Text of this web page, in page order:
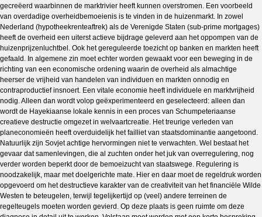
gecreëerd waarbinnen de marktrivier heeft kunnen overstromen. Een voorbeeld
van overdadige overheidbemoeienis is te vinden in de huizenmarkt. In zowel
Nederland (hypotheekrenteaftrek) als de Verenigde Staten (sub-prime mortgages)
heeft de overheid een uiterst actieve bijdrage geleverd aan het oppompen van de
huizenprijzenluchtbel. Ook het gereguleerde toezicht op banken en markten heeft
gefaald. In algemene zin moet echter worden gewaakt voor een beweging in de
richting van een economische ordening waarin de overheid als almachtige
heerser de vrijheid van handelen van individuen en markten onnodig en
contraproductief insnoert. Een vitale economie heeft individuele en marktvrijheid
nodig. Alleen dan wordt volop geëxperimenteerd en geselecteerd: alleen dan
wordt de Hayekiaanse lokale kennis in een proces van Schumpeteriaanse
creatieve destructie omgezet in welvaartcreatie. Het treurige verleden van
planeconomieën heeft overduidelijk het failliet van staatsdominantie aangetoond.
Natuurlijk zijn Sovjet achtige hervormingen niet te verwachten. Wel bestaat het
gevaar dat samenlevingen, die al zuchten onder het juk van overregulering, nog
verder worden beperkt door de bemoeizucht van staatswege. Regulering is
noodzakelijk, maar met doelgerichte mate. Hier en daar moet de regeldruk worden
opgevoerd om het destructieve karakter van de creativiteit van het financiële Wilde
Westen te beteugelen, terwijl tegelijkertijd op (veel) andere terreinen de
regelteugels moeten worden gevierd. Op deze plaats is geen ruimte om deze